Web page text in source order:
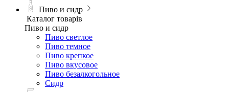
Пиво и сидр
Каталог товарів
Пиво и сидр
Пиво светлое
Пиво темное
Пиво крепкое
Пиво вкусовое
Пиво безалкогольное
Сидр